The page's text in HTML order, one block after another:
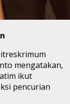
mengatakan,
ikut
pencurian